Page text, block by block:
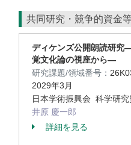
共同研究・競争的資金
ディケンズ公開朗読研究
覚文化論の視座から―
研究課題/領域番号：
2029年3月
日本学術振興会 科学研
井原 慶一郎
詳細を見る